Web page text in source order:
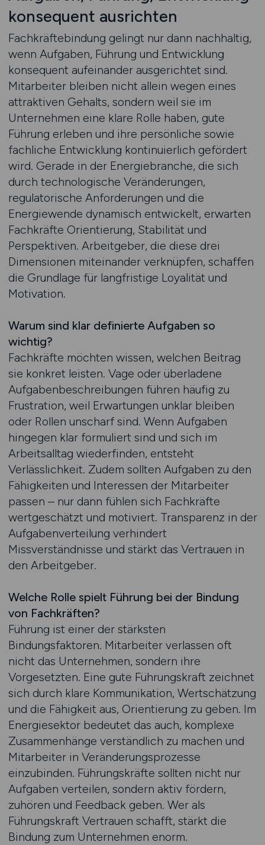
konsequent ausrichten
Fachkräftebindung gelingt nur dann nachhaltig,
wenn Aufgaben, Führung und Entwicklung
konsequent aufeinander ausgerichtet sind.
Mitarbeiter bleiben nicht allein wegen eines
attraktiven Gehalts, sondern weil sie im
Unternehmen eine klare Rolle haben, gute
Führung erleben und ihre persönliche sowie
fachliche Entwicklung kontinuierlich gefördert
wird. Gerade in der Energiebranche, die sich
durch technologische Veränderungen,
regulatorische Anforderungen und die
Energiewende dynamisch entwickelt, erwarten
Fachkräfte Orientierung, Stabilität und
Perspektiven. Arbeitgeber, die diese drei
Dimensionen miteinander verknüpfen, schaffen
die Grundlage für langfristige Loyalität und
Motivation.
Warum sind klar definierte Aufgaben so
wichtig?
Fachkräfte möchten wissen, welchen Beitrag
sie konkret leisten. Vage oder überladene
Aufgabenbeschreibungen führen häufig zu
Frustration, weil Erwartungen unklar bleiben
oder Rollen unscharf sind. Wenn Aufgaben
hingegen klar formuliert sind und sich im
Arbeitsalltag wiederfinden, entsteht
Verlässlichkeit. Zudem sollten Aufgaben zu den
Fähigkeiten und Interessen der Mitarbeiter
passen – nur dann fühlen sich Fachkräfte
wertgeschätzt und motiviert. Transparenz in der
Aufgabenverteilung verhindert
Missverständnisse und stärkt das Vertrauen in
den Arbeitgeber.
Welche Rolle spielt Führung bei der Bindung
von Fachkräften?
Führung ist einer der stärksten
Bindungsfaktoren. Mitarbeiter verlassen oft
nicht das Unternehmen, sondern ihre
Vorgesetzten. Eine gute Führungskraft zeichnet
sich durch klare Kommunikation, Wertschätzung
und die Fähigkeit aus, Orientierung zu geben. Im
Energiesektor bedeutet das auch, komplexe
Zusammenhänge verständlich zu machen und
Mitarbeiter in Veränderungsprozesse
einzubinden. Führungskräfte sollten nicht nur
Aufgaben verteilen, sondern aktiv fördern,
zuhören und Feedback geben. Wer als
Führungskraft Vertrauen schafft, stärkt die
Bindung zum Unternehmen enorm.